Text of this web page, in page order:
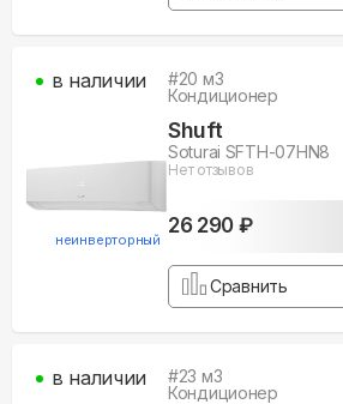
неинверторный
#20 м3
Кондиционер
Shuft
Soturai SFTH-07HN8
Нет отзывов
26 290 ₽
в наличии
Сравнить
#23 м3
Кондиционер
в наличии